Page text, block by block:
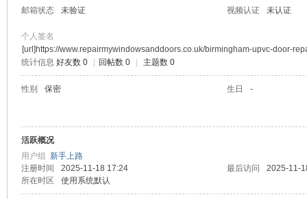
邮箱状态
未验证 视频认证 未认证
个人签名
[url]https://www.repairmywindowsanddoors.co.uk/birmingham-upvc-door-
统计信息 好友数 0 回帖数 0 主题数 0
性别 保密 生日 -
活跃概况
用户组 新手上路
注册时间
2025-11-18 17:24 最后访问
2025-11-
所在时区
使用系统默认